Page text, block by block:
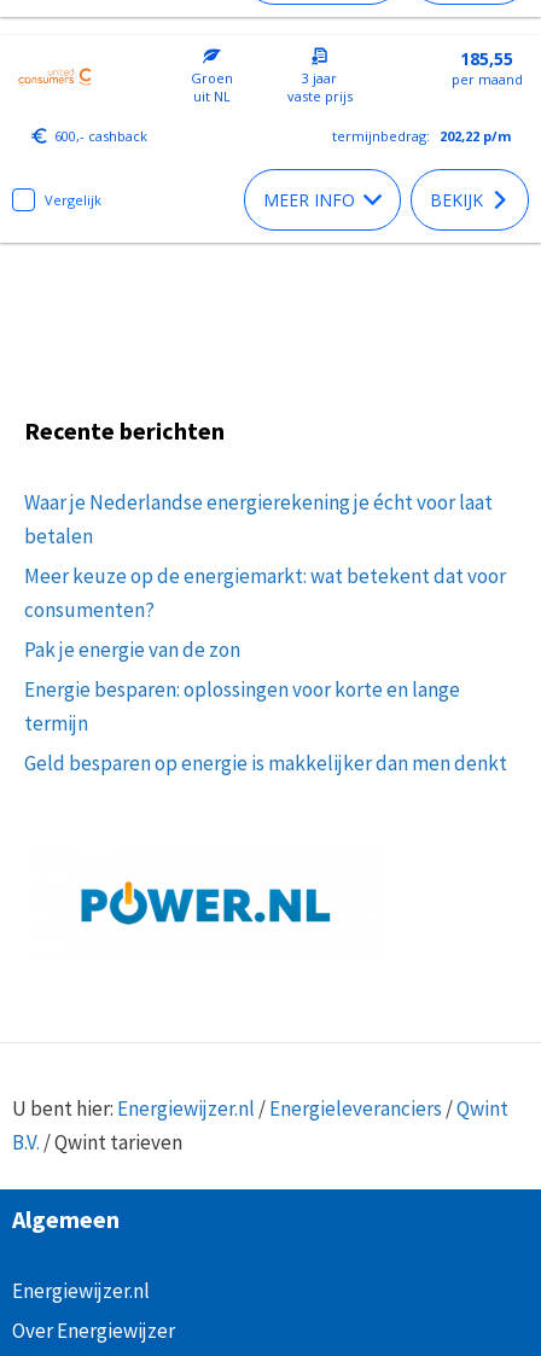
Groen
uit NL
3 jaar
vaste prijs
185,55
per maand
600,- cashback termijnbedrag: 202,22 p/m
Vergelijk MEER INFO BEKIJK
Recente berichten
Waar je Nederlandse energierekening je écht voor laat
betalen
Meer keuze op de energiemarkt: wat betekent dat voor
consumenten?
Pak je energie van de zon
Energie besparen: oplossingen voor korte en lange
termijn
Geld besparen op energie is makkelijker dan men denkt
U bent hier: Energiewijzer.nl /Energieleveranciers /Qwint
B.V. /Qwint tarieven
Algemeen
Energiewijzer.nl
Over Energiewijzer